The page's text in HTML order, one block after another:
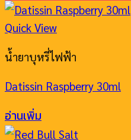
Quick View
น้ำยาบุหรี่ไฟฟ้า
Datissin Raspberry 30ml
อ่านเพิ่ม